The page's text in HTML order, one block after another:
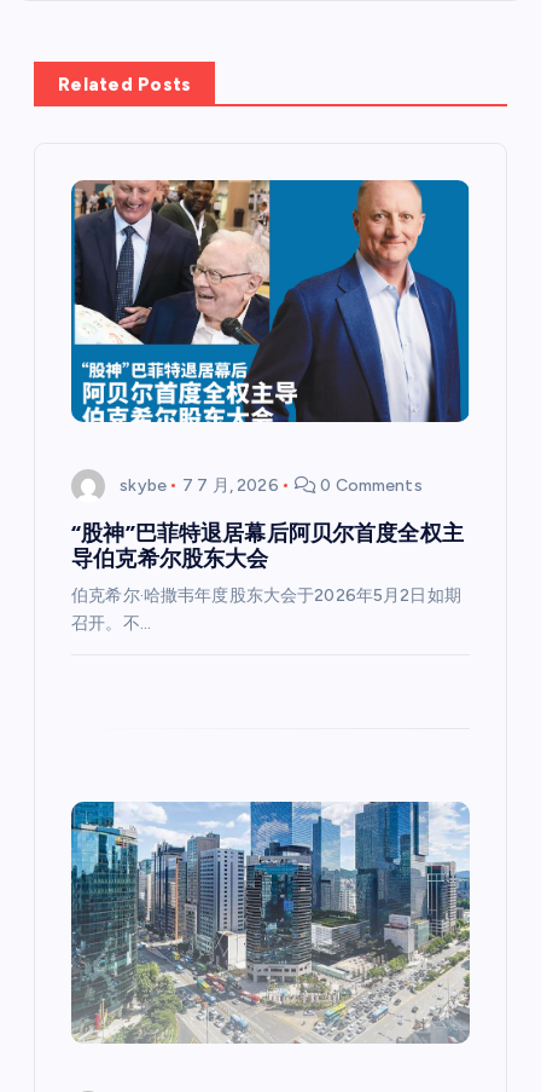
Related Posts
skybe 7 7 月, 2026 0 Comments
“股神”巴菲特退居幕后阿贝尔首度全权主
导伯克希尔股东大会
伯克希尔·哈撒韦年度股东大会于2026年5月2日如期
召开。不…